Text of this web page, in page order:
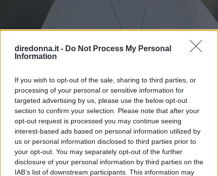
diredonna.it - Do Not Process My Personal
Information
If you wish to opt-out of the sale, sharing to third parties, or
processing of your personal or sensitive information for
targeted advertising by us, please use the below opt-out
section to confirm your selection. Please note that after your
opt-out request is processed you may continue seeing
interest-based ads based on personal information utilized by
us or personal information disclosed to third parties prior to
your opt-out. You may separately opt-out of the further
disclosure of your personal information by third parties on the
IAB’s list of downstream participants. This information may